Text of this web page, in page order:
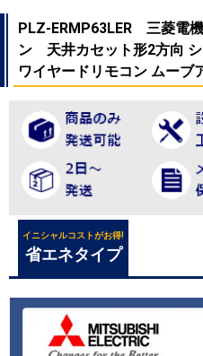
PLZ-ERMP63LER 三菱電
ン 天井カセット形2方向
ワイヤードリモコン ムー
イニシャルコストがお得!
省エネタイプ